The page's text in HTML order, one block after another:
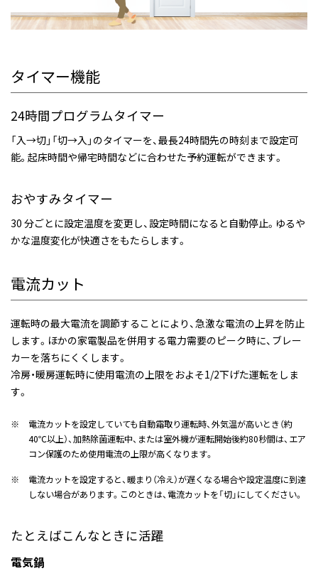
タイマー機能
24時間プログラムタイマー
「入→切」「切→入」のタイマーを、最長24時間先の時刻まで設定可
能。起床時間や帰宅時間などに合わせた予約運転ができます。
おやすみタイマー
30 分ごとに設定温度を変更し、設定時間になると自動停止。ゆるや
かな温度変化が快適さをもたらします。
電流カット
運転時の最大電流を調節することにより、急激な電流の上昇を防止
します。ほかの家電製品を併用する電力需要のピーク時に、ブレー
カーを落ちにくくします。
冷房・暖房運転時に使用電流の上限をおよそ1/2下げた運転をしま
す。
※
電流カットを設定していても自動霜取り運転時、外気温が高いとき（約
40℃以上）、加熱除菌運転中、または室外機が運転開始後約80秒間は、エア
コン保護のため使用電流の上限が高くなります。
※
電流カットを設定すると、暖まり（冷え）が遅くなる場合や設定温度に到達
しない場合があります。このときは、電流カットを「切」にしてください。
たとえばこんなときに活躍
電気鍋